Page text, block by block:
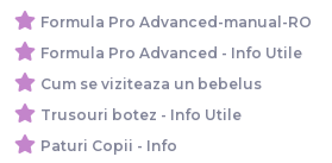
Formula Pro Advanced-manual-RO
Formula Pro Advanced - Info Utile
Cum se viziteaza un bebelus
Trusouri botez - Info Utile
Paturi Copii - Info